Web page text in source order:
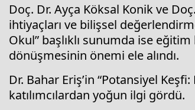
Doç. Dr. Ayça Köksal Konik ve
ihtiyaçları ve bilişsel
Okul” başlıklı sunumda ise
dönüşmesinin önemi ele alındı.
Dr. Bahar Eriş’in “Potansiyel
katılımcılardan yoğun ilgi gördü.